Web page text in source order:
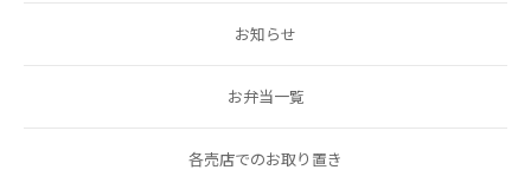
お知らせ
お弁当一覧
各売店でのお取り置き